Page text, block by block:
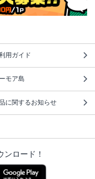
用ガイド
モア島
に関するお知らせ
ロード！